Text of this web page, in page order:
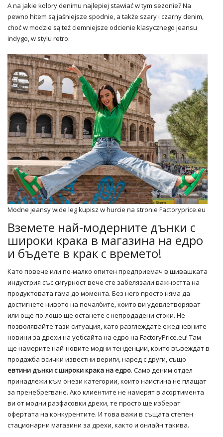
A na jakie kolory denimu najlepiej stawiać w tym sezonie? Na
pewno hitem są jaśniejsze spodnie, a także szary i czarny denim,
choć w modzie są też ciemniejsze odcienie klasycznego jeansu
indygo, w stylu retro.
Modne jeansy wide leg kupisz w hurcie na stronie Factoryprice.eu
Вземете най-модерните дънки с
широки крака в магазина на едро
и бъдете в крак с времето!
Като повече или по-малко опитен предприемач в шивашката
индустрия със сигурност вече сте забелязали важността на
продуктовата гама до момента. Без него просто няма да
достигнете нивото на печалбите, които ви удовлетворяват
или още по-лошо ще останете с непродадени стоки. Не
позволявайте тази ситуация, като разглеждате ежедневните
новини за дрехи на уебсайта на едро на FactoryPrice.eu! Там
ще намерите най-новите модни тенденции, които въвеждат в
продажба всички известни вериги, наред с други, също
евтини дънки с широки крака на едро. Само деним отдел
принадлежи към онези категории, които наистина не плащат
за пренебрегване. Ако клиентите не намерят в асортимента
ви от модни разфасовки дрехи, те просто ще изберат
офертата на конкурентите. И това важи в същата степен
стационарни магазини за дрехи, както и онлайн такива.